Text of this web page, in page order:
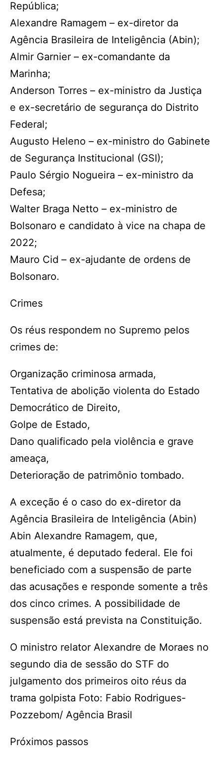
República;
Alexandre Ramagem – ex-diretor da
Agência Brasileira de Inteligência (Abin);
Almir Garnier – ex-comandante da
Marinha;
Anderson Torres – ex-ministro da Justiça
e ex-secretário de segurança do Distrito
Federal;
Augusto Heleno – ex-ministro do Gabinete
de Segurança Institucional (GSI);
Paulo Sérgio Nogueira – ex-ministro da
Defesa;
Walter Braga Netto – ex-ministro de
Bolsonaro e candidato à vice na chapa de
2022;
Mauro Cid – ex-ajudante de ordens de
Bolsonaro.
Crimes
Os réus respondem no Supremo pelos
crimes de:
Organização criminosa armada,
Tentativa de abolição violenta do Estado
Democrático de Direito,
Golpe de Estado,
Dano qualificado pela violência e grave
ameaça,
Deterioração de patrimônio tombado.
A exceção é o caso do ex-diretor da
Agência Brasileira de Inteligência (Abin)
Abin Alexandre Ramagem, que,
atualmente, é deputado federal. Ele foi
beneficiado com a suspensão de parte
das acusações e responde somente a três
dos cinco crimes. A possibilidade de
suspensão está prevista na Constituição.
O ministro relator Alexandre de Moraes no
segundo dia de sessão do STF do
julgamento dos primeiros oito réus da
trama golpista Foto: Fabio Rodrigues-
Pozzebom/ Agência Brasil
Próximos passos